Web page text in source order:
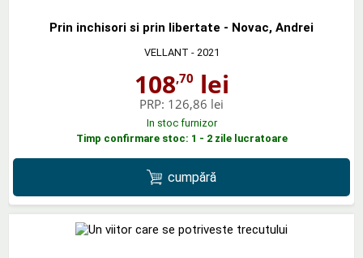
Prin inchisori si prin libertate - Novac, Andrei
VELLANT - 2021
108,70 lei
PRP: 126,86 lei
In stoc furnizor
Timp confirmare stoc: 1 - 2 zile lucratoare
cumpără